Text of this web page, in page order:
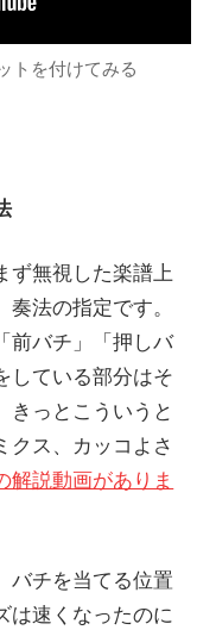
トを付けてみる
ず無視した楽譜上
法の指定です。
前バチ」「押しバ
している部分はそ
きっとこういうと
クス、カッコよさ
解説動画がありま
バチを当てる位置
は速くなったのに